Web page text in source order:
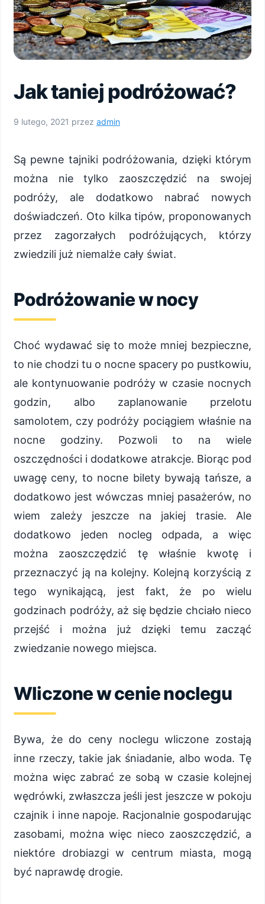
Jak taniej podróżować?
9 lutego, 2021 przez admin
Są pewne tajniki podróżowania, dzięki którym
można nie tylko zaoszczędzić na swojej
podróży, ale dodatkowo nabrać nowych
doświadczeń. Oto kilka tipów, proponowanych
przez zagorzałych podróżujących, którzy
zwiedzili już niemalże cały świat.
Podróżowanie w nocy
Choć wydawać się to może mniej bezpieczne,
to nie chodzi tu o nocne spacery po pustkowiu,
ale kontynuowanie podróży w czasie nocnych
godzin, albo zaplanowanie przelotu
samolotem, czy podróży pociągiem właśnie na
nocne godziny. Pozwoli to na wiele
oszczędności i dodatkowe atrakcje. Biorąc pod
uwagę ceny, to nocne bilety bywają tańsze, a
dodatkowo jest wówczas mniej pasażerów, no
wiem zależy jeszcze na jakiej trasie. Ale
dodatkowo jeden nocleg odpada, a więc
można zaoszczędzić tę właśnie kwotę i
przeznaczyć ją na kolejny. Kolejną korzyścią z
tego wynikającą, jest fakt, że po wielu
godzinach podróży, aż się będzie chciało nieco
przejść i można już dzięki temu zacząć
zwiedzanie nowego miejsca.
Wliczone w cenie noclegu
Bywa, że do ceny noclegu wliczone zostają
inne rzeczy, takie jak śniadanie, albo woda. Tę
można więc zabrać ze sobą w czasie kolejnej
wędrówki, zwłaszcza jeśli jest jeszcze w pokoju
czajnik i inne napoje. Racjonalnie gospodarując
zasobami, można więc nieco zaoszczędzić, a
niektóre drobiazgi w centrum miasta, mogą
być naprawdę drogie.